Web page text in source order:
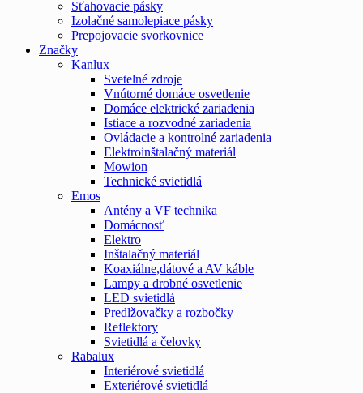
Sťahovacie pásky
Izolačné samolepiace pásky
Prepojovacie svorkovnice
Značky
Kanlux
Svetelné zdroje
Vnútorné domáce osvetlenie
Domáce elektrické zariadenia
Istiace a rozvodné zariadenia
Ovládacie a kontrolné zariadenia
Elektroinštalačný materiál
Mowion
Technické svietidlá
Emos
Antény a VF technika
Domácnosť
Elektro
Inštalačný materiál
Koaxiálne,dátové a AV káble
Lampy a drobné osvetlenie
LED svietidlá
Predlžovačky a rozbočky
Reflektory
Svietidlá a čelovky
Rabalux
Interiérové svietidlá
Exteriérové svietidlá